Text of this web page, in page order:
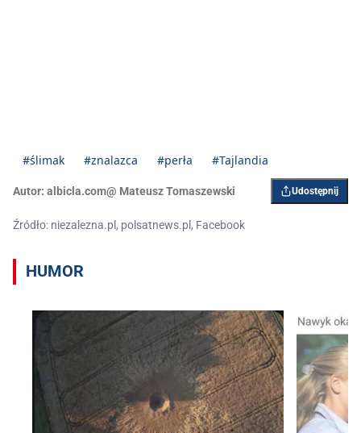
#ślimak #znalazca #perła #Tajlandia
Autor: albicla.com@ Mateusz Tomaszewski Udostępnij
Źródło: niezalezna.pl, polsatnews.pl, Facebook
HUMOR